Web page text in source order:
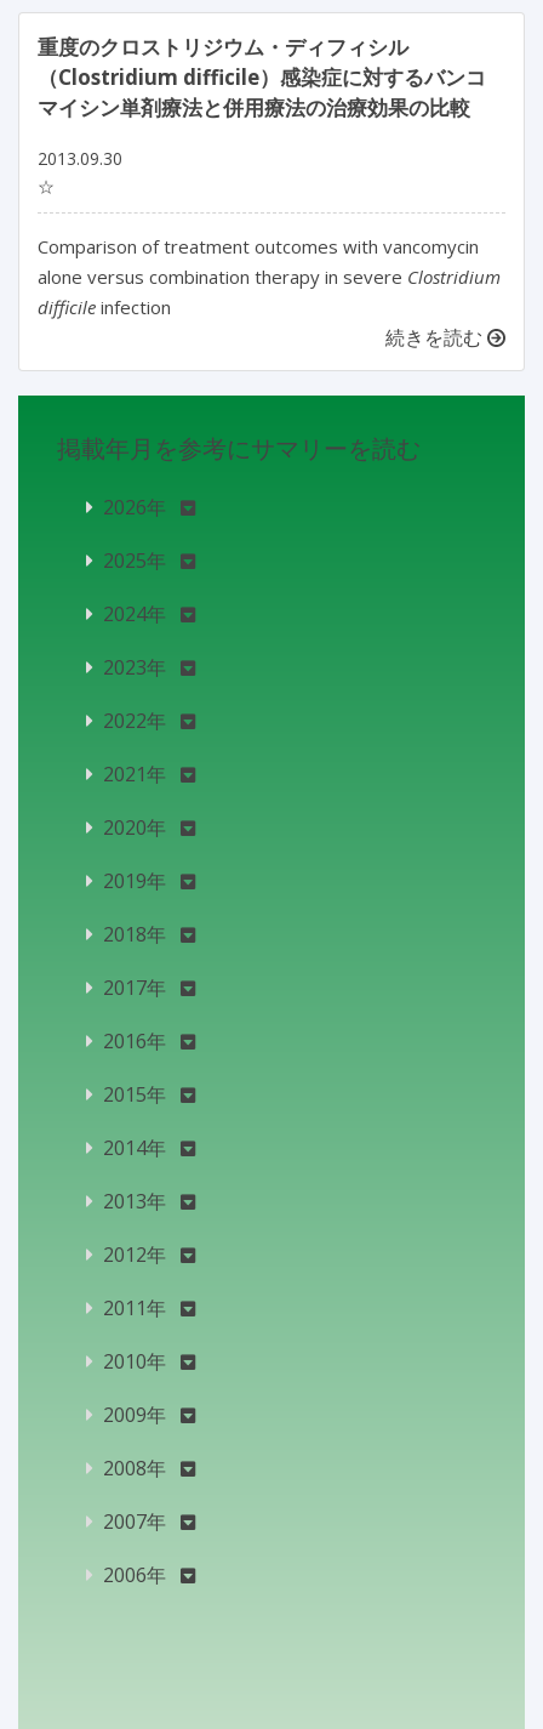
重度のクロストリジウム・ディフィシル
（Clostridium difficile）感染症に対するバンコ
マイシン単剤療法と併用療法の治療効果の比較
2013.09.30
☆
Comparison of treatment outcomes with vancomycin
alone versus combination therapy in severe Clostridium
difficile infection
続きを読む
掲載年月を参考にサマリーを読む
2026年
2025年
2024年
2023年
2022年
2021年
2020年
2019年
2018年
2017年
2016年
2015年
2014年
2013年
2012年
2011年
2010年
2009年
2008年
2007年
2006年